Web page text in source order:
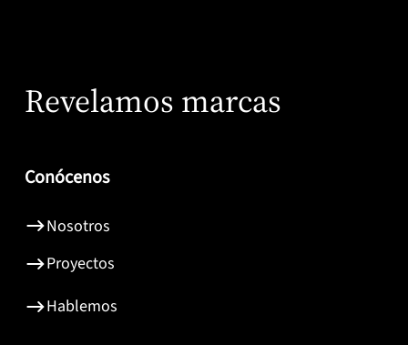
Conócenos
Nosotros
Proyectos
Hablemos
Revelamos marcas